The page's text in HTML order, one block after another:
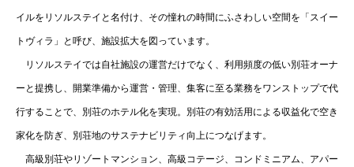
イルをリソルステイと名付け、その憧れの時間にふさわしい空間を「スイー
トヴィラ」と呼び、施設拡大を図っています。
リソルステイでは自社施設の運営だけでなく、利用頻度の低い別荘オーナ
ーと提携し、開業準備から運営・管理、集客に至る業務をワンストップで代
行することで、別荘のホテル化を実現。別荘の有効活用による収益化で空き
家化を防ぎ、別荘地のサステナビリティ向上につなげます。
高級別荘やリゾートマンション、高級コテージ、コンドミニアム、アパー